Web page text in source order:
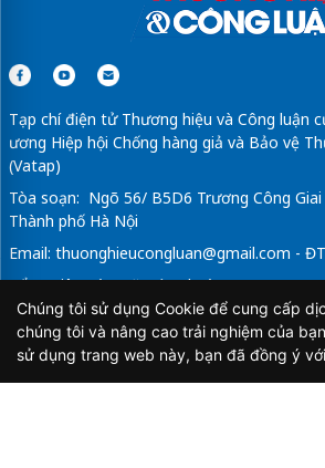
Tạp chí điện tử Thương hiệu và Công luận
ương Hiệp hội Chống hàng giả và Bảo vệ
(Vatap)
Tòa soạn: Ngõ 56/ B5D6 Trương Công Giai
Thành phố Hà Nội
Email: thuonghieucongluan@gmail.com -
Tổng Biên Tập: Vũ Đức Thuận
Giấy phép hoạt động báo chí điện tử số
Thông tin và Truyền thông cấp ngày 21/2/
Chúng tôi sử dụng Cookie để cung cấp
chúng tôi và nâng cao trải nghiệm của
sử dụng trang web này, bạn đã đồng ý